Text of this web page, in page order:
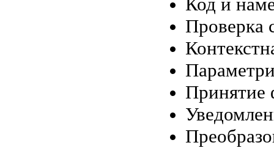
Проверка
Принятие